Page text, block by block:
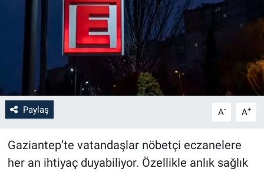
Paylaş A- A+
Gaziantep’te vatandaşlar nöbetçi eczanelere
her an ihtiyaç duyabiliyor. Özellikle anlık sağlık